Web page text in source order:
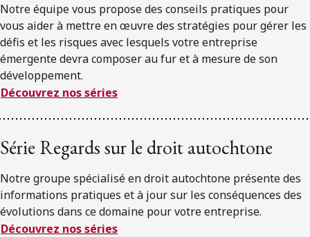
Notre équipe vous propose des conseils pratiques pour
vous aider à mettre en œuvre des stratégies pour gérer les
défis et les risques avec lesquels votre entreprise
émergente devra composer au fur et à mesure de son
développement.
Découvrez nos séries
Série Regards sur le droit autochtone
Notre groupe spécialisé en droit autochtone présente des
informations pratiques et à jour sur les conséquences des
évolutions dans ce domaine pour votre entreprise.
Découvrez nos séries